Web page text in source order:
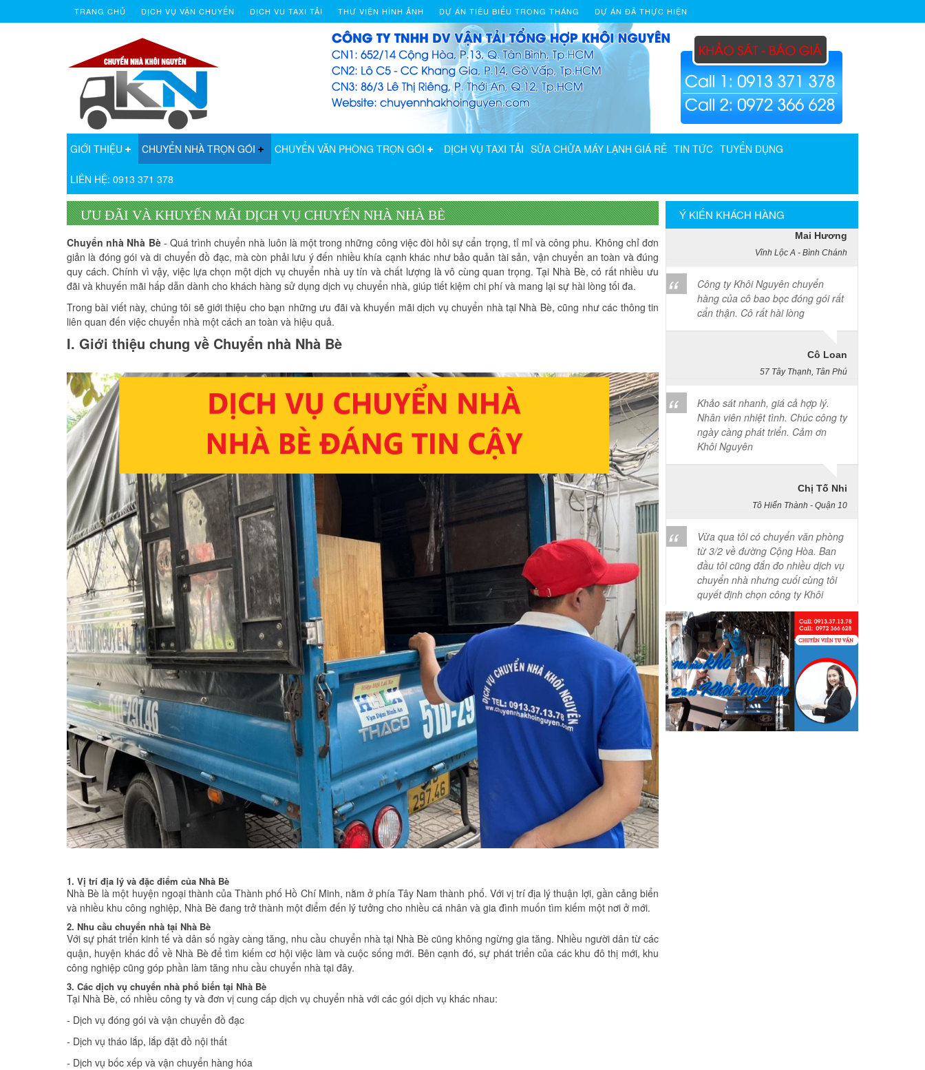
TRANG CHỦ DỊCH VỤ VẬN CHUYỂN DỊCH VU TAXI TẢI THƯ VIỆN HÌNH ẢNH DỰ ÁN TIÊU BIỂU TRONG THÁNG DỰ ÁN ĐÃ THỰC HIỆN
GIỚI THIỆU CHUYỂN NHÀ TRỌN GÓI CHUYỂN VĂN PHÒNG TRỌN GÓI DỊCH VỤ TAXI TẢI SỬA CHỬA MÁY LẠNH GIÁ RẺ TIN TỨC TUYỂN DỤNG
LIÊN HỆ: 0913 371 378
ƯU ĐÃI VÀ KHUYẾN MÃI DỊCH VỤ CHUYỂN NHÀ NHÀ BÈ
Chuyển nhà Nhà Bè- Quá trình chuyển nhà luôn là một trong những công việc đòi hỏi sự cẩn trọng, tỉ mỉ và công phu. Không chỉ đơn
giản là đóng gói và di chuyển đồ đạc, mà còn phải lưu ý đến nhiều khía cạnh khác như bảo quản tài sản, vận chuyển an toàn và đúng
quy cách. Chính vì vậy, việc lựa chọn một dịch vụ chuyển nhà uy tín và chất lượng là vô cùng quan trọng. Tại Nhà Bè, có rất nhiều ưu
đãi và khuyến mãi hấp dẫn dành cho khách hàng sử dụng dịch vụ chuyển nhà, giúp tiết kiệm chi phí và mang lại sự hài lòng tối đa.
Trong bài viết này, chúng tôi sẽ giới thiệu cho bạn những ưu đãi và khuyến mãi dịch vụ chuyển nhà tại Nhà Bè, cũng như các thông tin
liên quan đến việc chuyển nhà một cách an toàn và hiệu quả.
I. Giới thiệu chung về Chuyển nhà Nhà Bè
1. Vị trí địa lý và đặc điểm của Nhà Bè
Nhà Bè là một huyện ngoại thành của Thành phố Hồ Chí Minh, nằm ở phía Tây Nam thành phố. Với vị trí địa lý thuận lợi, gần cảng biển
và nhiều khu công nghiệp, Nhà Bè đang trở thành một điểm đến lý tưởng cho nhiều cá nhân và gia đình muốn tìm kiếm một nơi ở mới.
2. Nhu cầu chuyển nhà tại Nhà Bè
Với sự phát triển kinh tế và dân số ngày càng tăng, nhu cầu chuyển nhà tại Nhà Bè cũng không ngừng gia tăng. Nhiều người dân từ các
quận, huyện khác đổ về Nhà Bè để tìm kiếm cơ hội việc làm và cuộc sống mới. Bên cạnh đó, sự phát triển của các khu đô thị mới, khu
công nghiệp cũng góp phần làm tăng nhu cầu chuyển nhà tại đây.
3. Các dịch vụ chuyển nhà phổ biến tại Nhà Bè
Tại Nhà Bè, có nhiều công ty và đơn vị cung cấp dịch vụ chuyển nhà với các gói dịch vụ khác nhau:
- Dịch vụ đóng gói và vận chuyển đồ đạc
- Dịch vụ tháo lắp, lắp đặt đồ nội thất
- Dịch vụ bốc xếp và vận chuyển hàng hóa
Ý KIẾN KHÁCH HÀNG
Vợ chồng tôi vừa chuyển về nhà
mới ở Chưng cư Thái An về quận
2. Tôi được biết dịch vụ của Khôi
Nguyên đã lâu và đến nay đã sử
dụng dịch vụ chuyển nhà này. Tôi
xin chúng công ty ngày càng phát
triển và nâng cao chất lượng dịch
Công ty Khôi Nguyên chuyển
cẩn thận. Cô rất hài lòng
Khảo sát nhanh, giá cả hợp lý.
ngày càng phát triển. Cảm ơn
Khôi Nguyên
Vừa qua tôi có chuyển văn phòng
đầu tôi cũng đắn đo nhiều dịch vụ
chuyển nhà nhưng cuối cùng tôi
quyết định chọn công ty Khôi
Nguyên. Tôi thật sự hài lòng. Cảm
ơn quý công ty.
Phạm Minh Tuấn
232/2 Cộng Hòa, P.13, Q. Tân Bình
Vợ chồng tôi vừa chuyển về nhà
mới ở Chưng cư Thái An về quận
2. Tôi được biết dịch vụ của Khôi
Nguyên đã lâu và đến nay đã sử